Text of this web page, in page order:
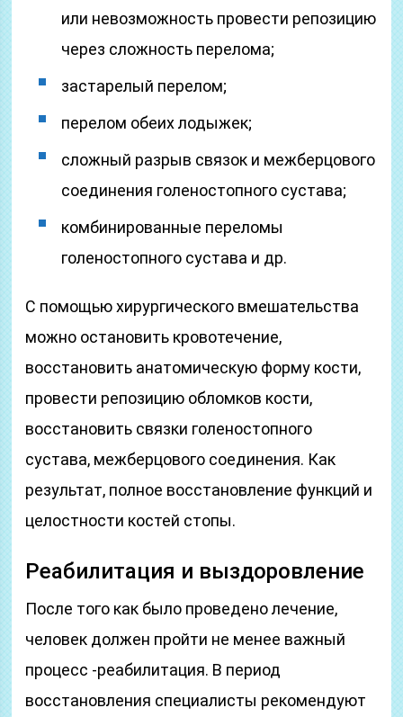
или невозможность провести репозицию
через сложность перелома;
застарелый перелом;
перелом обеих лодыжек;
сложный разрыв связок и межберцового
соединения голеностопного сустава;
комбинированные переломы
голеностопного сустава и др.
С помощью хирургического вмешательства
можно остановить кровотечение,
восстановить анатомическую форму кости,
провести репозицию обломков кости,
восстановить связки голеностопного
сустава, межберцового соединения. Как
результат, полное восстановление функций и
целостности костей стопы.
Реабилитация и выздоровление
После того как было проведено лечение,
человек должен пройти не менее важный
процесс -реабилитация. В период
восстановления специалисты рекомендуют